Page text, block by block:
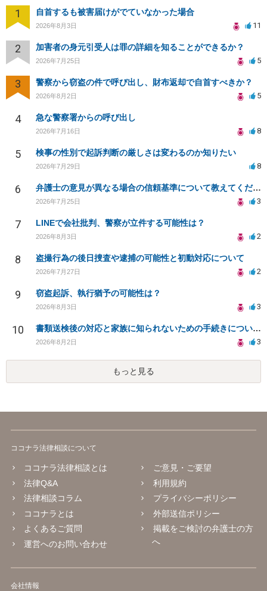
1 自首するも被害届けがでていなかった場合
2026年8月3日 11
2 加害者の身元引受人は罪の詳細を知ることができるか？
2026年7月25日 5
3 警察から窃盗の件で呼び出し、財布返却で自首すべきか？
2026年8月2日 5
4 急な警察署からの呼び出し
2026年7月16日 8
5 検事の性別で起訴判断の厳しさは変わるのか知りたい
2026年7月29日 8
6 弁護士の意見が異なる場合の信頼基準について教えてください
2026年7月25日 3
7 LINEで会社批判、警察が立件する可能性は？
2026年8月3日 2
8 盗撮行為の後日捜査や逮捕の可能性と初動対応について
2026年7月27日 2
9 窃盗起訴、執行猶予の可能性は？
2026年8月3日 3
10 書類送検後の対応と家族に知られないための手続きについて相談
2026年8月2日 3
もっと見る
ココナラ法律相談について
ココナラ法律相談とは
法律Q&A
法律相談コラム
ココナラとは
よくあるご質問
運営へのお問い合わせ
ご意見・ご要望
利用規約
プライバシーポリシー
外部送信ポリシー
掲載をご検討の弁護士の方
へ
会社情報